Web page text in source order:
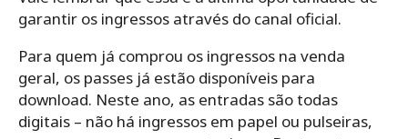
garantir os ingressos através do canal oficial.
Para quem já comprou os ingressos na venda
geral, os passes já estão disponíveis para
download. Neste ano, as entradas são todas
digitais – não há ingressos em papel ou pulseiras,